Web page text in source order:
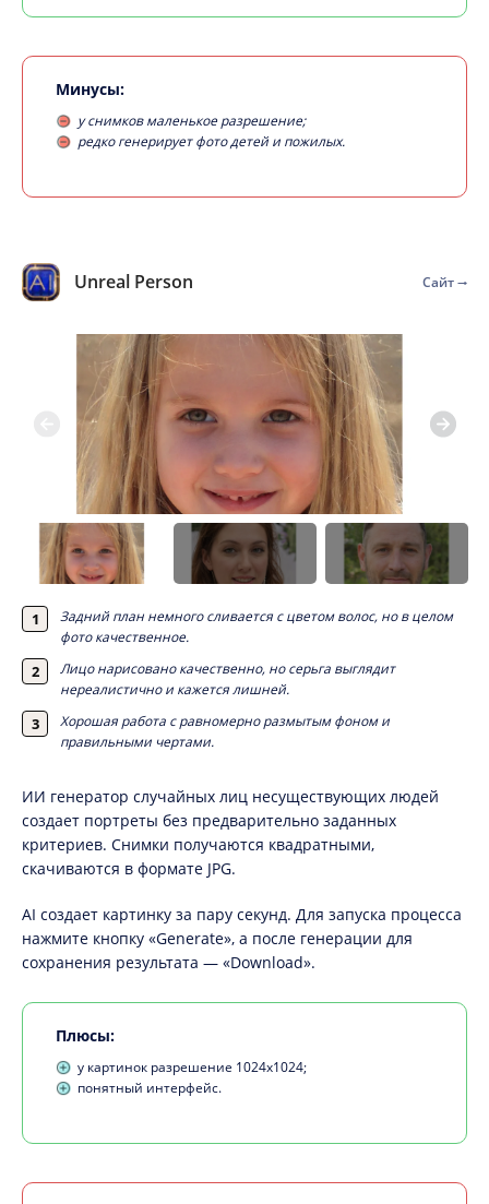
Минусы:
у снимков маленькое разрешение;
редко генерирует фото детей и пожилых.
Unreal Person Сайт
Задний план немного сливается с цветом волос, но в целом
фото качественное.
Лицо нарисовано качественно, но серьга выглядит
нереалистично и кажется лишней.
Хорошая работа с равномерно размытым фоном и
правильными чертами.
ИИ генератор случайных лиц несуществующих людей
создает портреты без предварительно заданных
критериев. Снимки получаются квадратными,
скачиваются в формате JPG.
AI создает картинку за пару секунд. Для запуска процесса
нажмите кнопку «Generate», а после генерации для
сохранения результата — «Download».
Плюсы:
у картинок разрешение 1024х1024;
понятный интерфейс.